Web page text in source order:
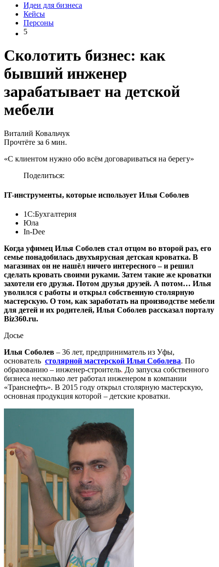
Идеи для бизнеса
Кейсы
Персоны
5
Сколотить бизнес: как
бывший инженер
зарабатывает на детской
мебели
Виталий Ковальчук
Прочтёте за 6 мин.
«С клиентом нужно обо всём договариваться на берегу»
Поделиться:
IT-инструменты, которые использует Илья Соболев
1С:Бухгалтерия
Юла
In-Dee
Когда уфимец Илья Соболев стал отцом во второй раз, его
семье понадобилась двухъярусная детская кроватка. В
магазинах он не нашёл ничего интересного – и решил
сделать кровать своими руками. Затем такие же кроватки
захотели его друзья. Потом друзья друзей. А потом… Илья
уволился с работы и открыл собственную столярную
мастерскую. О том, как заработать на производстве мебели
для детей и их родителей, Илья Соболев рассказал порталу
Biz360.ru.
Досье
Илья Соболев – 36 лет, предприниматель из Уфы,
основатель столярной мастерской Ильи Соболева. По
образованию – инженер-строитель. До запуска собственного
бизнеса несколько лет работал инженером в компании
«Транснефть». В 2015 году открыл столярную мастерскую,
основная продукция которой – детские кроватки.